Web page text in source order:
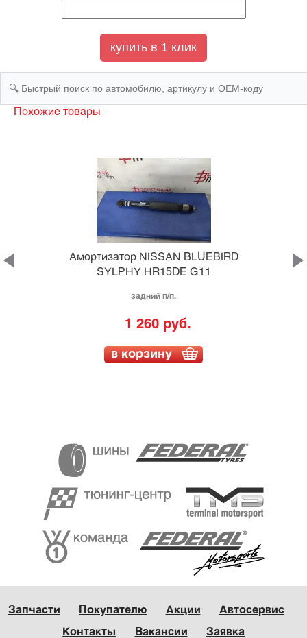
Похожие товары
Амортизатор NISSAN BLUEBIRD
SYLPHY HR15DE G11
задний п/п.
1 260 руб.
в корзину
Запчасти Покупателю Акции Автосервис
Контакты Вакансии Заявка